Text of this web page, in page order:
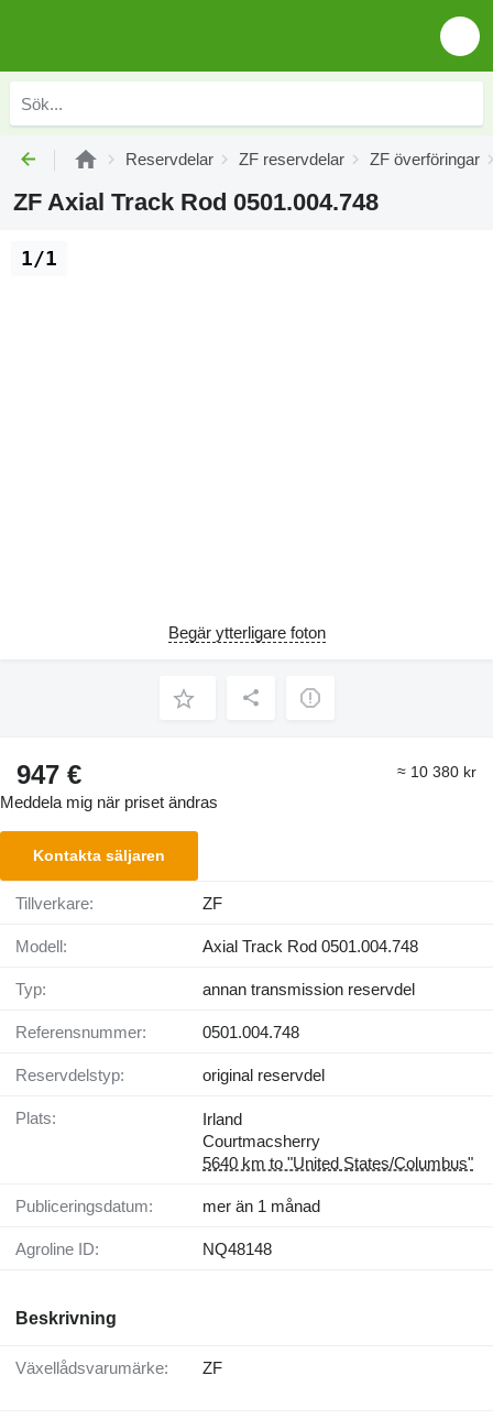
Reservdelar ZF reservdelar ZF överföringar
ZF Axial Track Rod 0501.004.748
1/1
Begär ytterligare foton
947 € ≈ 10 380 kr
Meddela mig när priset ändras
Kontakta säljaren
Tillverkare: ZF
Modell: Axial Track Rod 0501.004.748
Typ: annan transmission reservdel
Referensnummer: 0501.004.748
Reservdelstyp: original reservdel
Plats:
Irland
Courtmacsherry
5640 km to "United States/Columbus"
Publiceringsdatum: mer än 1 månad
Agroline ID: NQ48148
Beskrivning
Växellådsvarumärke: ZF